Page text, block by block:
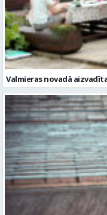
Valmieras novadā